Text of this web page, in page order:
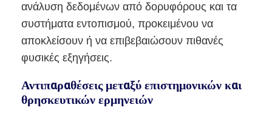
ανάλυση δεδομένων από δορυφόρους και τα
συστήματα εντοπισμού, προκειμένου να
αποκλείσουν ή να επιβεβαιώσουν πιθανές
φυσικές εξηγήσεις.
Αντιπαραθέσεις μεταξύ επιστημονικών και
θρησκευτικών ερμηνειών